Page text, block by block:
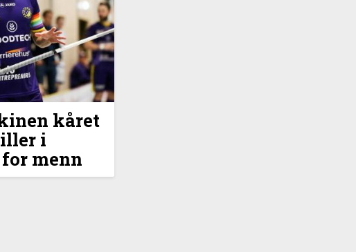
kåret
i
menn